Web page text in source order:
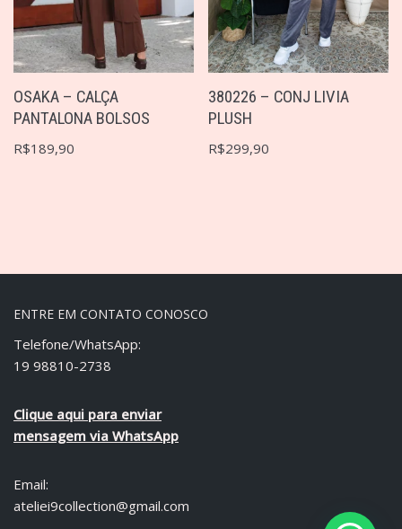
OSAKA – CALÇA
PANTALONA BOLSOS
R$189,90
380226 – CONJ LIVIA
PLUSH
R$299,90
ENTRE EM CONTATO CONOSCO
Telefone/WhatsApp:
19 98810-2738
Clique aqui para enviar
mensagem via WhatsApp
Email:
ateliei9collection@gmail.com